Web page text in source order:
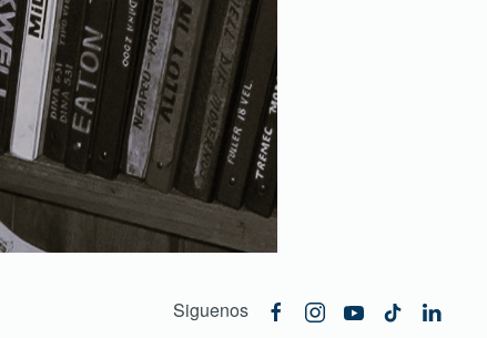
Siguenos